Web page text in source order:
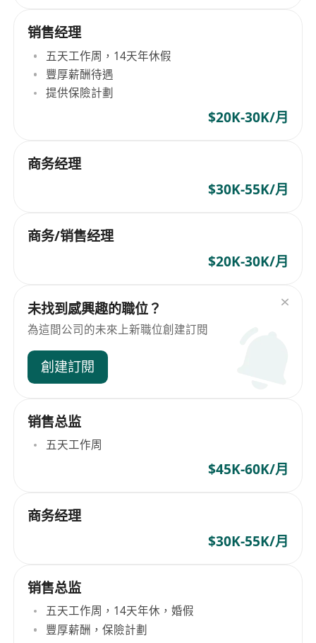
销售经理
五天工作周，14天年休假
豐厚薪酬待遇
提供保險計劃
$20K-30K/月
商务经理
$30K-55K/月
商务/销售经理
$20K-30K/月
未找到感興趣的職位？
為這間公司的未來上新職位創建訂閱
創建訂閱
销售总监
五天工作周
$45K-60K/月
商务经理
$30K-55K/月
销售总监
五天工作周，14天年休，婚假
豐厚薪酬，保險計劃